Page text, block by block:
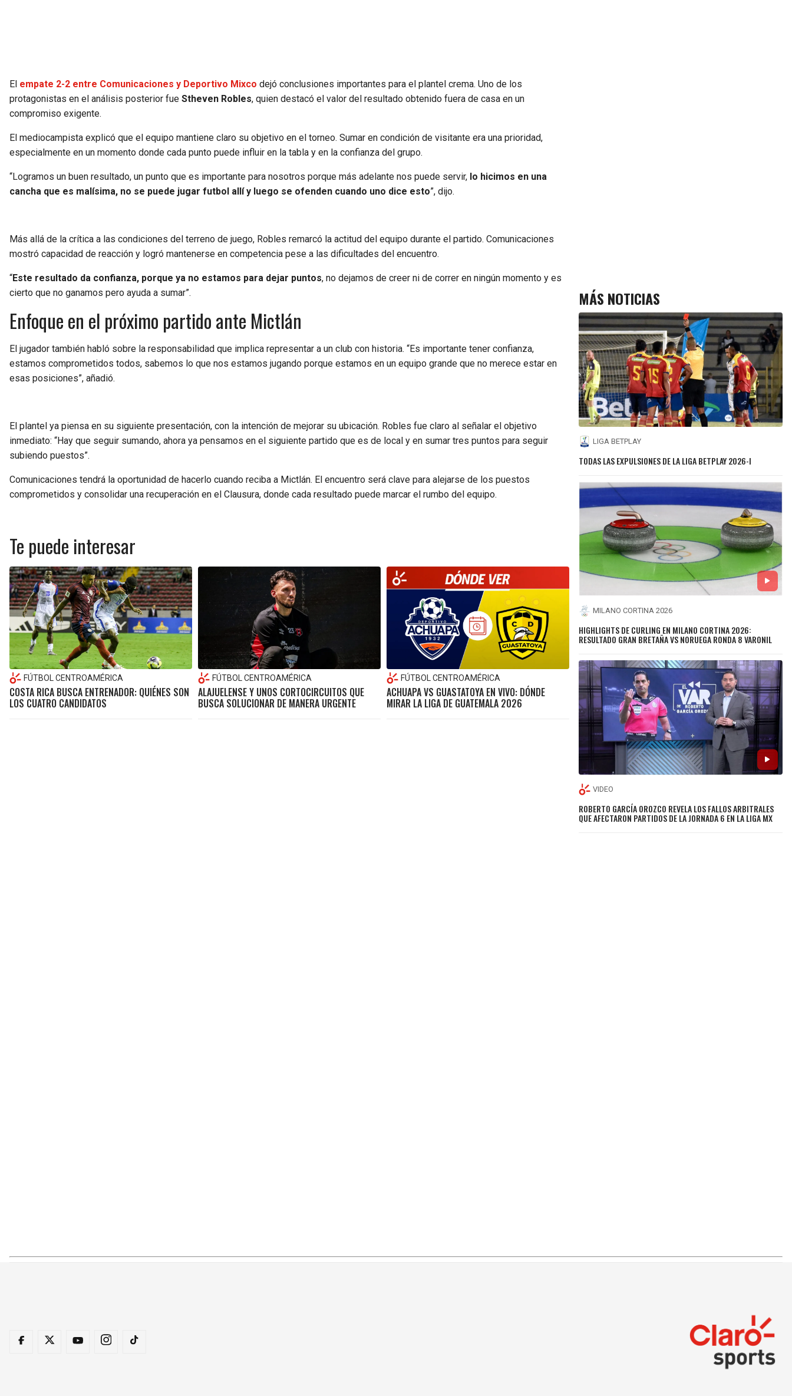
El empate 2-2 entre Comunicaciones y Deportivo Mixco dejó conclusiones importantes para el plantel crema. Uno de los
protagonistas en el análisis posterior fue Stheven Robles, quien destacó el valor del resultado obtenido fuera de casa en un
compromiso exigente.
El mediocampista explicó que el equipo mantiene claro su objetivo en el torneo. Sumar en condición de visitante era una prioridad,
especialmente en un momento donde cada punto puede influir en la tabla y en la confianza del grupo.
“Logramos un buen resultado, un punto que es importante para nosotros porque más adelante nos puede servir, lo hicimos en una
cancha que es malísima, no se puede jugar futbol allí y luego se ofenden cuando uno dice esto”, dijo.
Más allá de la crítica a las condiciones del terreno de juego, Robles remarcó la actitud del equipo durante el partido. Comunicaciones
mostró capacidad de reacción y logró mantenerse en competencia pese a las dificultades del encuentro.
“Este resultado da confianza, porque ya no estamos para dejar puntos, no dejamos de creer ni de correr en ningún momento y es
cierto que no ganamos pero ayuda a sumar”.
Enfoque en el próximo partido ante Mictlán
El jugador también habló sobre la responsabilidad que implica representar a un club con historia. “Es importante tener confianza,
estamos comprometidos todos, sabemos lo que nos estamos jugando porque estamos en un equipo grande que no merece estar en
esas posiciones”, añadió.
El plantel ya piensa en su siguiente presentación, con la intención de mejorar su ubicación. Robles fue claro al señalar el objetivo
inmediato: “Hay que seguir sumando, ahora ya pensamos en el siguiente partido que es de local y en sumar tres puntos para seguir
subiendo puestos”.
Comunicaciones tendrá la oportunidad de hacerlo cuando reciba a Mictlán. El encuentro será clave para alejarse de los puestos
comprometidos y consolidar una recuperación en el Clausura, donde cada resultado puede marcar el rumbo del equipo.
Te puede interesar
FÚTBOL CENTROAMÉRICA
COSTA RICA BUSCA ENTRENADOR: QUIÉNES SON
LOS CUATRO CANDIDATOS
FÚTBOL CENTROAMÉRICA
ALAJUELENSE Y UNOS CORTOCIRCUITOS QUE
BUSCA SOLUCIONAR DE MANERA URGENTE
FÚTBOL CENTROAMÉRICA
ACHUAPA VS GUASTATOYA EN VIVO: DÓNDE
MIRAR LA LIGA DE GUATEMALA 2026
MÁS NOTICIAS
LIGA BETPLAY
TODAS LAS EXPULSIONES DE LA LIGA BETPLAY 2026-I
MILANO CORTINA 2026
HIGHLIGHTS DE CURLING EN MILANO CORTINA 2026:
RESULTADO GRAN BRETAÑA VS NORUEGA RONDA 8 VARONIL
VIDEO
ROBERTO GARCÍA OROZCO REVELA LOS FALLOS ARBITRALES
QUE AFECTARON PARTIDOS DE LA JORNADA 6 EN LA LIGA MX